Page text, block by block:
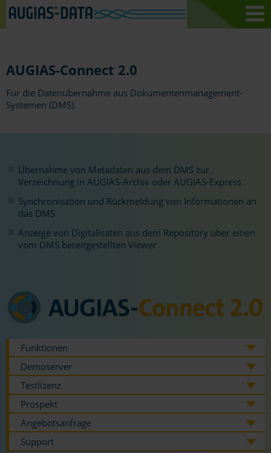
AUGIAS-Connect 2.0
Für die Datenübernahme aus Dokumentenmanagement-
Systemen (DMS).
Übernahme von Metadaten aus dem DMS zur
Verzeichnung in AUGIAS-Archiv oder AUGIAS-Express
Synchronisation und Rückmeldung von Informationen an
das DMS
Anzeige von Digitalisaten aus dem Repository über einen
vom DMS bereitgestellten Viewer
Funktionen
Demoserver
Testlizenz
Prospekt
Angebotsanfrage
Support